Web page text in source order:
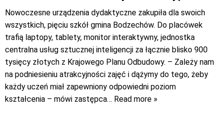
Nowoczesne urządzenia dydaktyczne zakupiła dla swoich
wszystkich, pięciu szkół gmina Bodzechów. Do placówek
trafią laptopy, tablety, monitor interaktywny, jednostka
centralna usług sztucznej inteligencji za łącznie blisko 900
tysięcy złotych z Krajowego Planu Odbudowy. – Zależy nam
na podniesieniu atrakcyjności zajęć i dążymy do tego, żeby
każdy uczeń miał zapewniony odpowiedni poziom
kształcenia – mówi zastępca… Read more »